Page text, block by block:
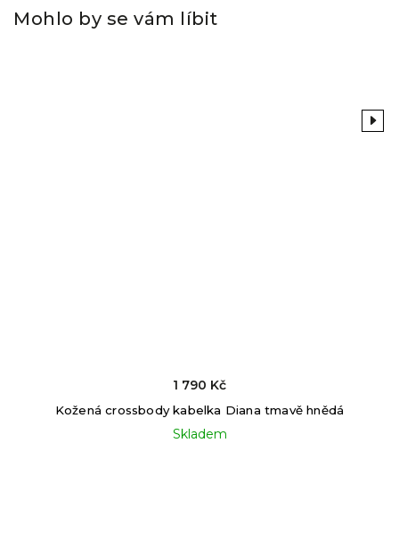
Mohlo by se vám líbit
Previous
Kožená crossbody kabelka Diana tmavě hnědá
Skladem
1 790 Kč
Next